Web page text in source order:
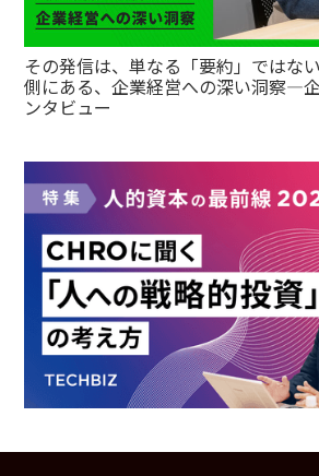
その発信は、単なる「要約」ではな
側にある、企業経営への深い洞察—
ンタビュー